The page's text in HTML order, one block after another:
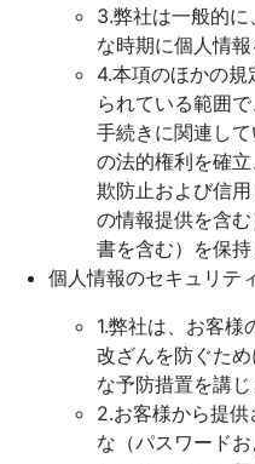
3.弊社は一般的
な時期に個人情報
4.本項のほかの
られている範囲
手続きに関連し
の法的権利を確
欺防止および信
の情報提供を含
書を含む）を保持
個人情報のセキュリテ
1.弊社は、お客様
改ざんを防ぐた
な予防措置を講じ
2.お客様から提
な（パスワード